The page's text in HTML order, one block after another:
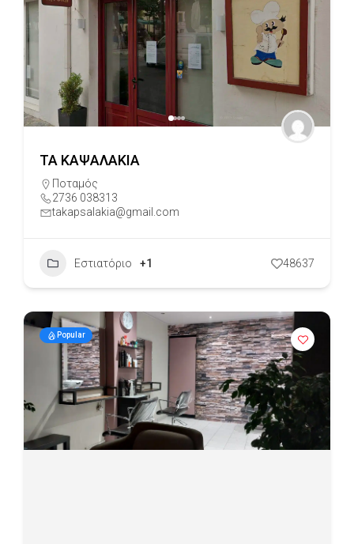
ΤΑ ΚΑΨΑΛΑΚΙΑ
Ποταμός
2736 038313
takapsalakia@gmail.com
Εστιατόριο +1 48637
Popular